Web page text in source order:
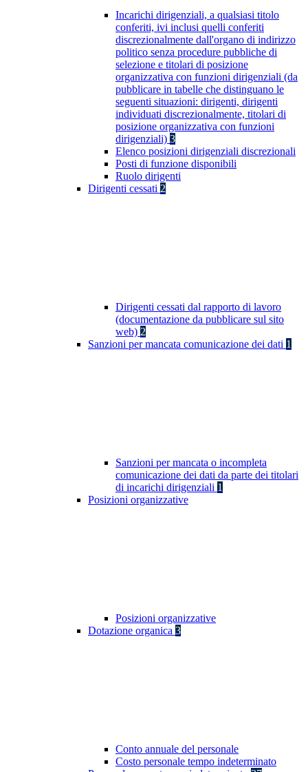
Incarichi dirigenziali, a qualsiasi titolo
conferiti, ivi inclusi quelli conferiti
discrezionalmente dall'organo di indirizzo
politico senza procedure pubbliche di
selezione e titolari di posizione
organizzativa con funzioni dirigenziali (da
pubblicare in tabelle che distinguano le
seguenti situazioni: dirigenti, dirigenti
individuati discrezionalmente, titolari di
posizione organizzativa con funzioni
dirigenziali) 3
Elenco posizioni dirigenziali discrezionali
Posti di funzione disponibili
Ruolo dirigenti
Dirigenti cessati 2
Dirigenti cessati dal rapporto di lavoro
(documentazione da pubblicare sul sito
web) 2
Sanzioni per mancata comunicazione dei dati 1
Sanzioni per mancata o incompleta
comunicazione dei dati da parte dei titolari
di incarichi dirigenziali 1
Posizioni organizzative
Posizioni organizzative
Dotazione organica 3
Conto annuale del personale
Costo personale tempo indeterminato